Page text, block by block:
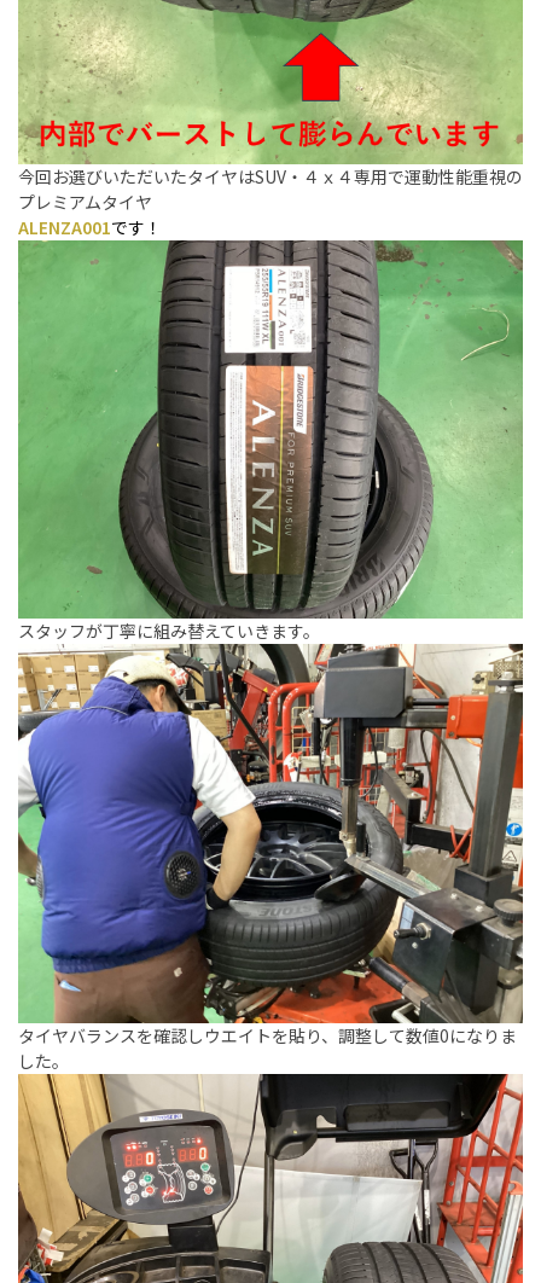
今回お選びいただいたタイヤはSUV・４ｘ４専用で運動性能重視の
プレミアムタイヤ
ALENZA001です！
スタッフが丁寧に組み替えていきます。
タイヤバランスを確認しウエイトを貼り、調整して数値0になりま
した。